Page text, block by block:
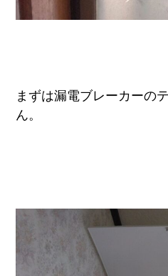
まずは漏電ブレーカーの
ん。